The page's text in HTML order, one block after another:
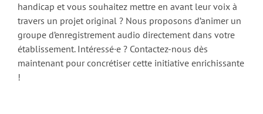
handicap et vous souhaitez mettre en avant leur voix à
travers un projet original ? Nous proposons d’animer un
groupe d’enregistrement audio directement dans votre
établissement. Intéressé·e ? Contactez-nous dès
maintenant pour concrétiser cette initiative enrichissante
!